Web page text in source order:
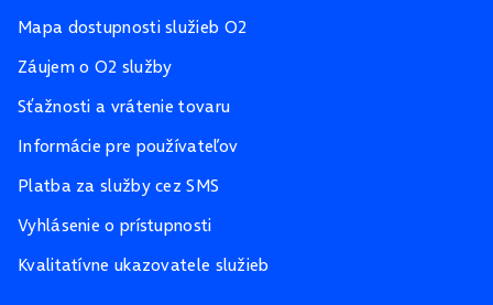
Mapa dostupnosti služieb O2
Záujem o O2 služby
Sťažnosti a vrátenie tovaru
Informácie pre používateľov
Platba za služby cez SMS
Vyhlásenie o prístupnosti
Kvalitatívne ukazovatele služieb